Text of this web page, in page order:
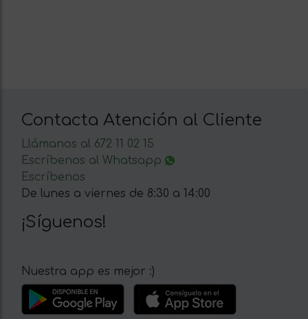
Contacta Atención al Cliente
Llámanos al 672 11 02 15
Escríbenos al Whatsapp
Escríbenos
De lunes a viernes de 8:30 a 14:00
¡Síguenos!
Nuestra app es mejor :)